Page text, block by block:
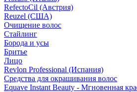
RefectoCil (Австрия)
Reuzel (США)
Очищение волос
Стайлинг
Борода и усы
Бритье
Лицо
Revlon Professional (Испания)
Средства для окрашивания волос
Equave Instant Beauty - Мгновенная